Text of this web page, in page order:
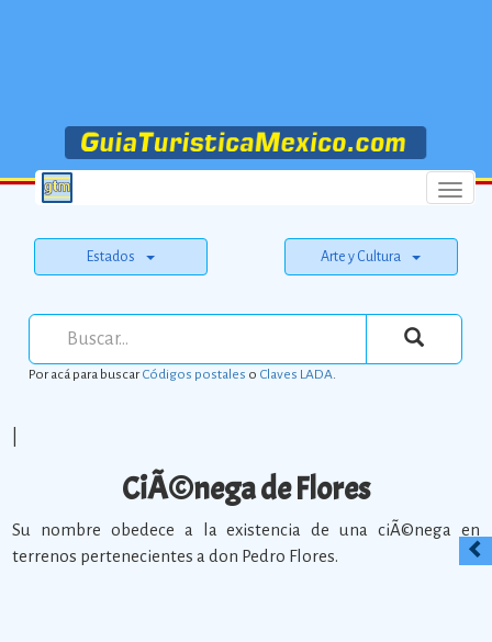
Menu
Estados Arte y Cultura
Por acá para buscarCódigos postales o Claves LADA.
CiÃ©nega de Flores
Su nombre obedece a la existencia de una ciÃ©nega en
terrenos pertenecientes a don Pedro Flores.